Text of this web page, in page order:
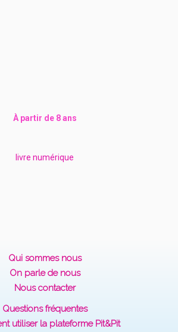
À partir de 8 ans
livre numérique
Qui sommes nous
On parle de nous
Nous contacter
Questions fréquentes
utiliser la plateforme Pit&Pit